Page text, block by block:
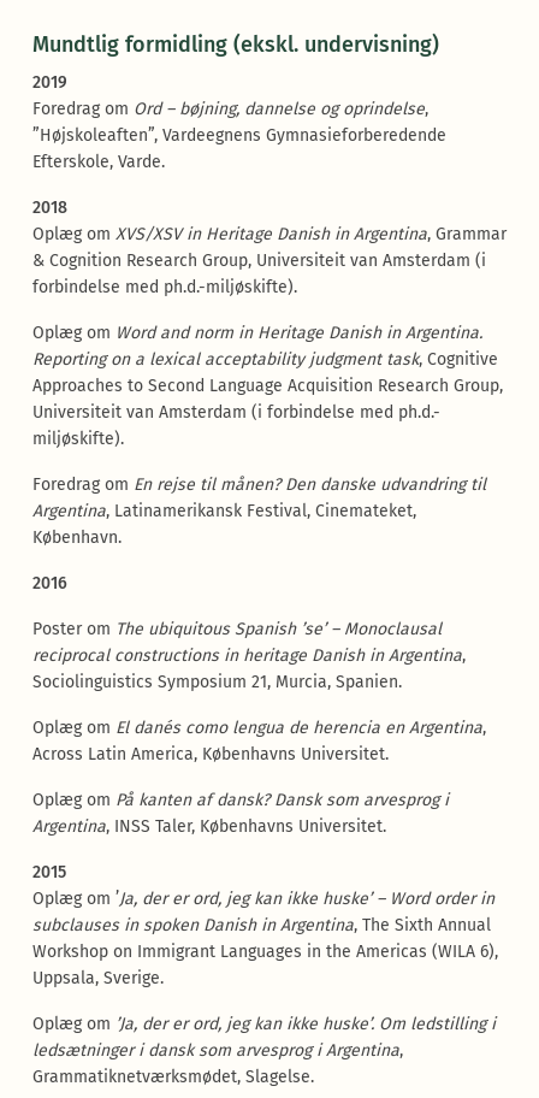
Mundtlig formidling (ekskl. undervisning)
2019
Foredrag om Ord – bøjning, dannelse og oprindelse,
”Højskoleaften”, Vardeegnens Gymnasieforberedende
Efterskole, Varde.
2018
Oplæg om XVS/XSV in Heritage Danish in Argentina, Grammar
& Cognition Research Group, Universiteit van Amsterdam (i
forbindelse med ph.d.-miljøskifte).
Oplæg om Word and norm in Heritage Danish in Argentina.
Reporting on a lexical acceptability judgment task, Cognitive
Approaches to Second Language Acquisition Research Group,
Universiteit van Amsterdam (i forbindelse med ph.d.-
miljøskifte).
Foredrag om En rejse til månen? Den danske udvandring til
Argentina, Latinamerikansk Festival, Cinemateket,
København.
2016
Poster om The ubiquitous Spanish ’se’ – Monoclausal
reciprocal constructions in heritage Danish in Argentina,
Sociolinguistics Symposium 21, Murcia, Spanien.
Oplæg om El danés como lengua de herencia en Argentina,
Across Latin America, Københavns Universitet.
Oplæg om På kanten af dansk? Dansk som arvesprog i
Argentina, INSS Taler, Københavns Universitet.
2015
Oplæg om ’Ja, der er ord, jeg kan ikke huske’ – Word order in
subclauses in spoken Danish in Argentina, The Sixth Annual
Workshop on Immigrant Languages in the Americas (WILA 6),
Uppsala, Sverige.
Oplæg om ’Ja, der er ord, jeg kan ikke huske’. Om ledstilling i
ledsætninger i dansk som arvesprog i Argentina,
Grammatiknetværksmødet, Slagelse.